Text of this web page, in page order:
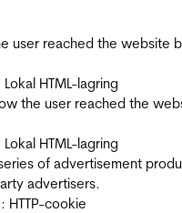
user reached the website
Lokal HTML-lagring
the user reached the
Lokal HTML-lagring
of advertisement
advertisers.
: HTTP-cookie